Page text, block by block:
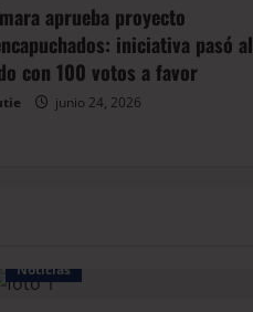
aprueba proyecto
iniciativa pasó al
con 100 votos a favor
junio 24, 2026
Noticias